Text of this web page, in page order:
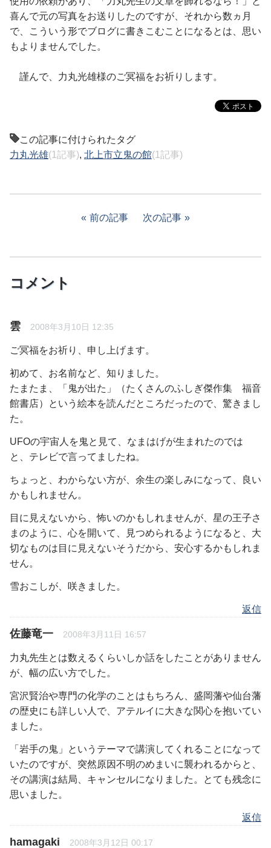
喜んで元の写真をお送りしたのですが、それから数ヵ月
で、こういう形でブログに書きこむことになるとは、思い
もよりませんでした。
謹んで、力丸光雄様のご冥福をお祈りします。
この記事に付けられたタグ
力丸光雄(1記事), 北上市立鬼の館(1記事)
前の記事 次の記事
コメント
雲 2008年3月10日 12:35
ご冥福をお祈り、申し上げます。
初めて、お名前など、知りました。
たまたま、「鬼が出た」（たくさんのふしぎ傑作集 福音
館書店）という絵本を読んだところだったので、驚きまし
た。
UFOの宇宙人を鬼と見て、なまはげが生まれたのでは
と、テレビで言ってましたね。
ちょっと、わからない方が、余生の楽しみになって、良い
かもしれません。
目に見えないから、怖いのかもしれませんが、星の王子さ
まのように、心を開いて、見つめられるようになると、大
切なものは目に見えないそうだから、安心するかもしれま
せん。
雪おこしが、咲きました。
返信
佐藤竜一 2008年3月11日 16:57
力丸先生とは数えるくらいしか話をしたことがありません
が、幅の広い方でした。
宮沢賢治や専門の化学のことはもちろん、盛岡藩や仙台藩
の歴史にも詳しい人で、アテルイに大きな関心を抱いてい
ました。
「岩手の鬼」というテーマで講演してくれることになって
いたのですが、突然原因不明のめまいに襲われるからと、
その講演は結局、キャンセルになりました。とても残念に
思いました。
返信
hamagaki 2008年3月12日 00:17